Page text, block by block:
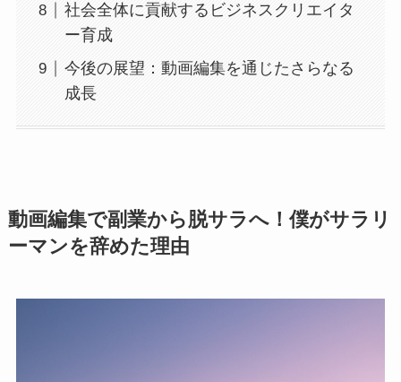
社会全体に貢献するビジネスクリエイタ
ー育成
今後の展望：動画編集を通じたさらなる
成長
動画編集で副業から脱サラへ！僕がサラリ
ーマンを辞めた理由